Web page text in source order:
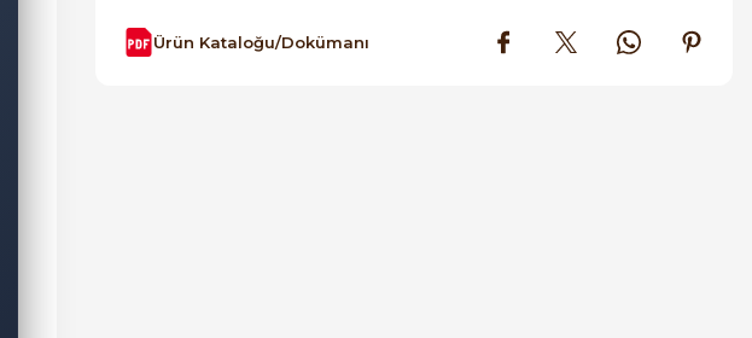
Ürün Kataloğu/Dokümanı